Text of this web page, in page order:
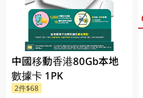
中國移動香港80Gb本地
數據卡 1PK
2件$68